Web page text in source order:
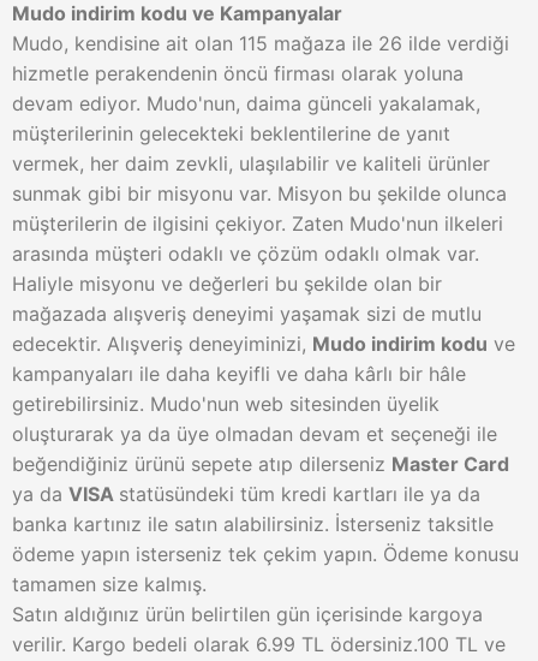
Mudo indirim kodu ve Kampanyalar
Mudo, kendisine ait olan 115 mağaza ile 26 ilde verdiği
hizmetle perakendenin öncü firması olarak yoluna
devam ediyor. Mudo'nun, daima günceli yakalamak,
müşterilerinin gelecekteki beklentilerine de yanıt
vermek, her daim zevkli, ulaşılabilir ve kaliteli ürünler
sunmak gibi bir misyonu var. Misyon bu şekilde olunca
müşterilerin de ilgisini çekiyor. Zaten Mudo'nun ilkeleri
arasında müşteri odaklı ve çözüm odaklı olmak var.
Haliyle misyonu ve değerleri bu şekilde olan bir
mağazada alışveriş deneyimi yaşamak sizi de mutlu
edecektir. Alışveriş deneyiminizi, Mudo indirim kodu ve
kampanyaları ile daha keyifli ve daha kârlı bir hâle
getirebilirsiniz. Mudo'nun web sitesinden üyelik
oluşturarak ya da üye olmadan devam et seçeneği ile
beğendiğiniz ürünü sepete atıp dilerseniz Master Card
ya da VISA statüsündeki tüm kredi kartları ile ya da
banka kartınız ile satın alabilirsiniz. İsterseniz taksitle
ödeme yapın isterseniz tek çekim yapın. Ödeme konusu
tamamen size kalmış.
Satın aldığınız ürün belirtilen gün içerisinde kargoya
verilir. Kargo bedeli olarak 6.99 TL ödersiniz.100 TL ve